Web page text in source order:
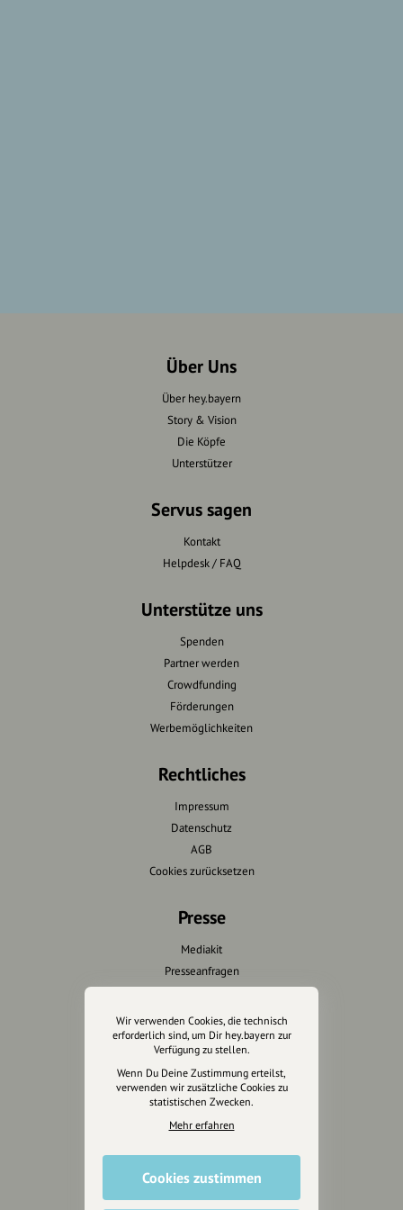
Über Uns
Über hey.bayern
Story & Vision
Die Köpfe
Unterstützer
Servus sagen
Kontakt
Helpdesk / FAQ
Unterstütze uns
Spenden
Partner werden
Crowdfunding
Förderungen
Werbemöglichkeiten
Rechtliches
Impressum
Datenschutz
AGB
Cookies zurücksetzen
Presse
Mediakit
Presseanfragen
Wir unterstützen Euch
Fotografie & mehr
Marketing
Anakin Design
Wir verwenden Cookies, die technisch
erforderlich sind, um Dir hey.bayern zur
Verfügung zu stellen.
Wenn Du Deine Zustimmung erteilst,
verwenden wir zusätzliche Cookies zu
statistischen Zwecken.
Mehr erfahren
Cookies zustimmen